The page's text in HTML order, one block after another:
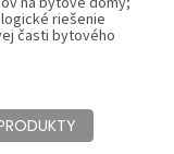
riešenie
časti bytového